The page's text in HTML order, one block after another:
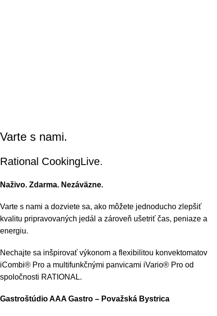
Varte s nami.
Rational CookingLive​.
Naživo. Zdarma. Nezáväzne.
Varte s nami a dozviete sa, ako môžete jednoducho zlepšiť
kvalitu pripravovaných jedál a zároveň ušetriť čas, peniaze a
energiu.
Nechajte sa inšpirovať výkonom a flexibilitou konvektomatov
iCombi® Pro a multifunkčnými panvicami iVario® Pro od
spoločnosti RATIONAL.
Gastroštúdio AAA Gastro – Považská Bystrica